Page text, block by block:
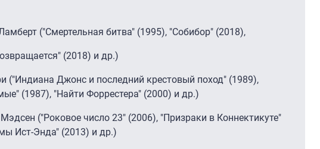
("Смертельная битва" (1995), "Собибор" (2018),
(2018) и др.)
("Индиана Джонс и последний крестовый поход" (1989),
(1987), "Найти Форрестера" (2000) и др.)
("Роковое число 23" (2006), "Призраки в Коннектикуте"
Ист-Энда" (2013) и др.)